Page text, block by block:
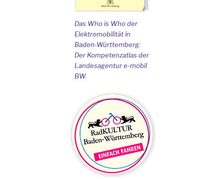
Das Who is Who der
Elektromobilität in
Baden-Württemberg:
Der Kompetenzatlas der
Landesagentur e-mobil
BW.